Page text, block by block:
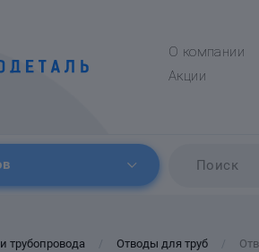
О компании
Акции
трубопровода Отводы для труб